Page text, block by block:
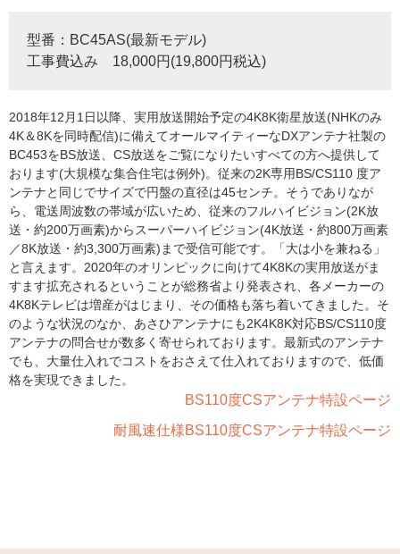
型番：BC45AS(最新モデル)
工事費込み 18,000円(19,800円税込)
2018年12月1日以降、実用放送開始予定の4K8K衛星放送(NHKのみ
4K＆8Kを同時配信)に備えてオールマイティーなDXアンテナ社製の
BC453をBS放送、CS放送をご覧になりたいすべての方へ提供して
おります(大規模な集合住宅は例外)。従来の2K専用BS/CS110 度ア
ンテナと同じでサイズで円盤の直径は45センチ。そうでありなが
ら、電送周波数の帯域が広いため、従来のフルハイビジョン(2K放
送・約200万画素)からスーパーハイビジョン(4K放送・約800万画素
／8K放送・約3,300万画素)まで受信可能です。「大は小を兼ねる」
と言えます。2020年のオリンピックに向けて4K8Kの実用放送がま
すます拡充されるということが総務省より発表され、各メーカーの
4K8Kテレビは増産がはじまり、その価格も落ち着いてきました。そ
のような状況のなか、あさひアンテナにも2K4K8K対応BS/CS110度
アンテナの問合せが数多く寄せられております。最新式のアンテナ
でも、大量仕入れでコストをおさえて仕入れておりますので、低価
格を実現できました。
BS110度CSアンテナ特設ページ
耐風速仕様BS110度CSアンテナ特設ページ